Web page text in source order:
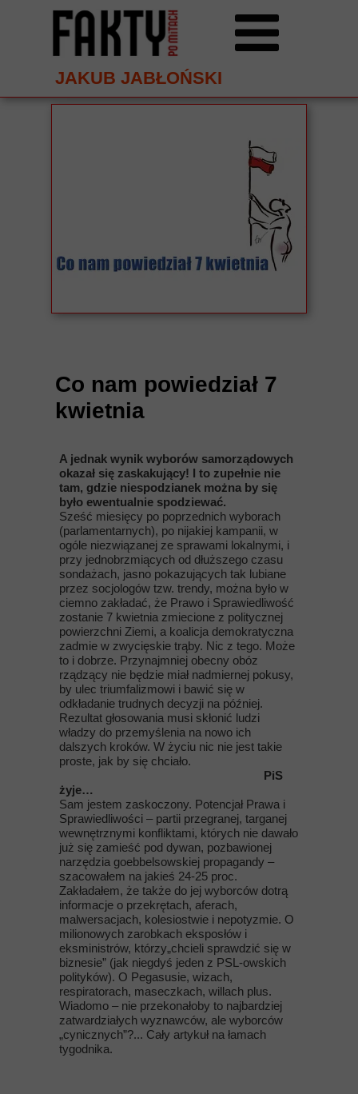
JAKUB JABŁOŃSKI
Co nam powiedział 7
kwietnia
A jednak wynik wyborów samorządowych
okazał się zaskakujący! I to zupełnie nie
tam, gdzie niespodzianek można by się
było ewentualnie spodziewać.
Sześć miesięcy po poprzednich wyborach
(parlamentarnych), po nijakiej kampanii, w
ogóle niezwiązanej ze sprawami lokalnymi, i
przy jednobrzmiących od dłuższego czasu
sondażach, jasno pokazujących tak lubiane
przez socjologów tzw. trendy, można było w
ciemno zakładać, że Prawo i Sprawiedliwość
zostanie 7 kwietnia zmiecione z politycznej
powierzchni Ziemi, a koalicja demokratyczna
zadmie w zwycięskie trąby. Nic z tego. Może
to i dobrze. Przynajmniej obecny obóz
rządzący nie będzie miał nadmiernej pokusy,
by ulec triumfalizmowi i bawić się w
odkładanie trudnych decyzji na później.
Rezultat głosowania musi skłonić ludzi
władzy do przemyślenia na nowo ich
dalszych kroków. W życiu nic nie jest takie
proste, jak by się chciało.
PiS
żyje…
Sam jestem zaskoczony. Potencjał Prawa i
Sprawiedliwości – partii przegranej, targanej
wewnętrznymi konfliktami, których nie dawało
już się zamieść pod dywan, pozbawionej
narzędzia goebbelsowskiej propagandy –
szacowałem na jakieś 24-25 proc.
Zakładałem, że także do jej wyborców dotrą
informacje o przekrętach, aferach,
malwersacjach, kolesiostwie i nepotyzmie. O
milionowych zarobkach eksposłów i
eksministrów, którzy„chcieli sprawdzić się w
biznesie” (jak niegdyś jeden z PSL-owskich
polityków). O Pegasusie, wizach,
respiratorach, maseczkach, willach plus.
Wiadomo – nie przekonałoby to najbardziej
zatwardziałych wyznawców, ale wyborców
„cynicznych”?... Cały artykuł na łamach
tygodnika.